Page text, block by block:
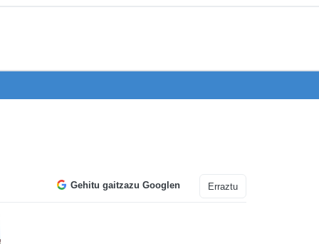
Gehitu gaitzazu Googlen Erraztu